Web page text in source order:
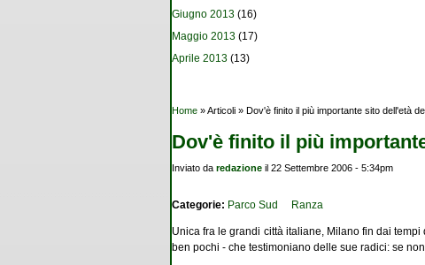
Giugno 2013 (16)
Maggio 2013 (17)
Aprile 2013 (13)
Tu sei qui
Home » Articoli » Dov'è finito il più importante sito dell'età
Dov'è finito il più
Inviato da redazione il 22 Settembre 2006 - 5:34pm
Categorie: Parco Sud Ranza
Unica fra le grandi città italiane, Milano fin dai
ben pochi - che testimoniano delle sue radici: se